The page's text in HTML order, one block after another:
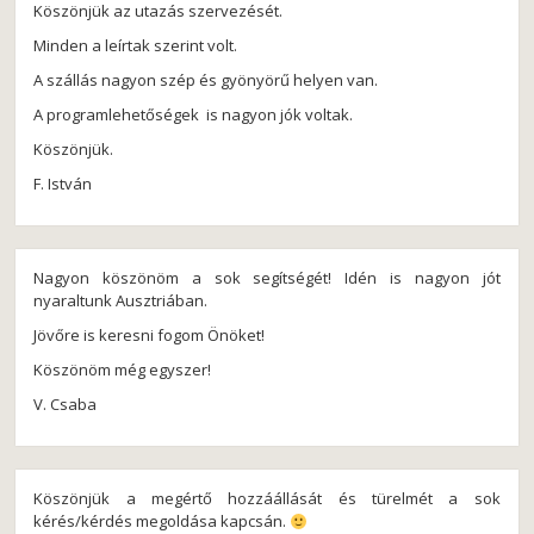
Köszönjük az utazás szervezését.
Minden a leírtak szerint volt.
A szállás nagyon szép és gyönyörű helyen van.
A programlehetőségek is nagyon jók voltak.
Köszönjük.
F. István
Nagyon köszönöm a sok segítségét! Idén is nagyon jót
nyaraltunk Ausztriában.
Jövőre is keresni fogom Önöket!
Köszönöm még egyszer!
V. Csaba
Köszönjük a megértő hozzáállását és türelmét a sok
kérés/kérdés megoldása kapcsán.